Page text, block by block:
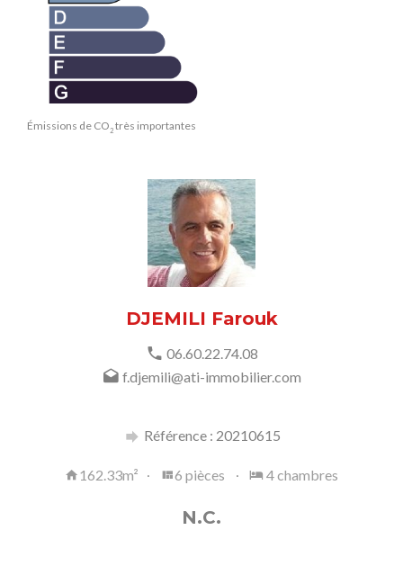
Émissions de CO2 très importantes
DJEMILI Farouk
06.60.22.74.08
f.djemili@ati-immobilier.com
Référence : 20210615
162.33m² 6 pièces 4 chambres
N.C.